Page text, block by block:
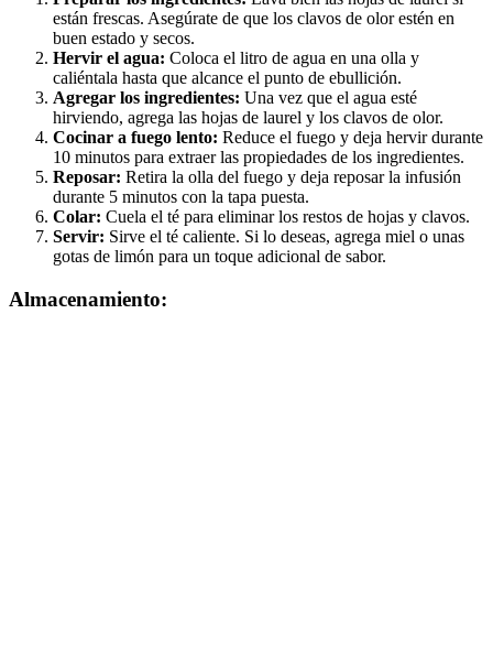
están frescas. Asegúrate de que los clavos de olor estén en
buen estado y secos.
Hervir el agua: Coloca el litro de agua en una olla y
caliéntala hasta que alcance el punto de ebullición.
Agregar los ingredientes: Una vez que el agua esté
hirviendo, agrega las hojas de laurel y los clavos de olor.
Cocinar a fuego lento: Reduce el fuego y deja hervir durante
10 minutos para extraer las propiedades de los ingredientes.
Reposar: Retira la olla del fuego y deja reposar la infusión
durante 5 minutos con la tapa puesta.
Colar: Cuela el té para eliminar los restos de hojas y clavos.
Servir: Sirve el té caliente. Si lo deseas, agrega miel o unas
gotas de limón para un toque adicional de sabor.
Almacenamiento: